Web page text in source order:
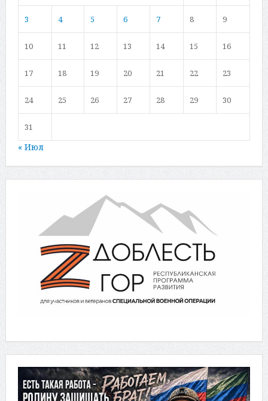
3 4 5 6 7 8 9
10 11 12 13 14 15 16
17 18 19 20 21 22 23
24 25 26 27 28 29 30
31
« Июл